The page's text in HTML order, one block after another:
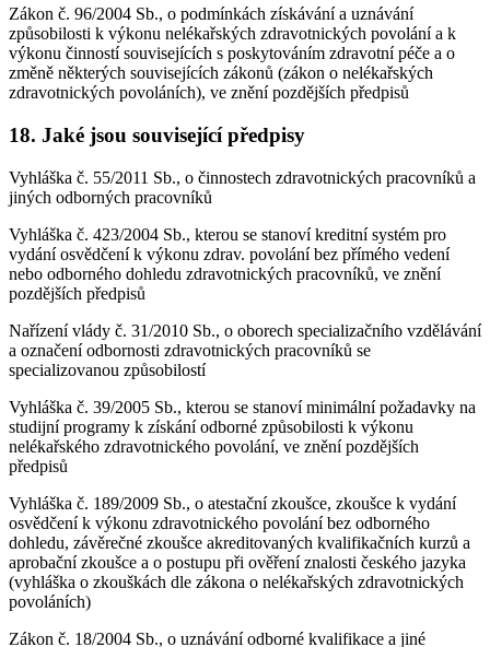
Zákon č. 96/2004 Sb., o podmínkách získávání a uznávání
způsobilosti k výkonu nelékařských zdravotnických povolání a k
výkonu činností souvisejících s poskytováním zdravotní péče a o
změně některých souvisejících zákonů (zákon o nelékařských
zdravotnických povoláních), ve znění pozdějších předpisů
18. Jaké jsou související předpisy
Vyhláška č. 55/2011 Sb., o činnostech zdravotnických pracovníků a
jiných odborných pracovníků
Vyhláška č. 423/2004 Sb., kterou se stanoví kreditní systém pro
vydání osvědčení k výkonu zdrav. povolání bez přímého vedení
nebo odborného dohledu zdravotnických pracovníků, ve znění
pozdějších předpisů
Nařízení vlády č. 31/2010 Sb., o oborech specializačního vzdělávání
a označení odbornosti zdravotnických pracovníků se
specializovanou způsobilostí
Vyhláška č. 39/2005 Sb., kterou se stanoví minimální požadavky na
studijní programy k získání odborné způsobilosti k výkonu
nelékařského zdravotnického povolání, ve znění pozdějších
předpisů
Vyhláška č. 189/2009 Sb., o atestační zkoušce, zkoušce k vydání
osvědčení k výkonu zdravotnického povolání bez odborného
dohledu, závěrečné zkoušce akreditovaných kvalifikačních kurzů a
aprobační zkoušce a o postupu při ověření znalosti českého jazyka
(vyhláška o zkouškách dle zákona o nelékařských zdravotnických
povoláních)
Zákon č. 18/2004 Sb., o uznávání odborné kvalifikace a jiné